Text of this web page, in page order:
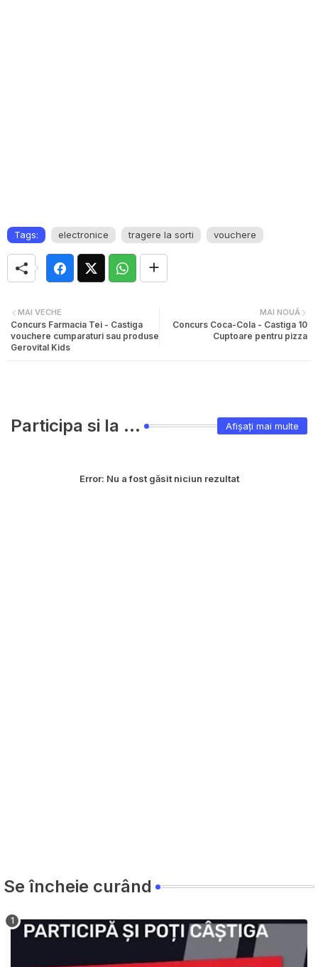
Tags: electronice tragere la sorti vouchere
MAI NOUĂ
Concurs Coca-Cola - Castiga 10
Cuptoare pentru pizza
MAI VECHE
Concurs Farmacia Tei - Castiga
vouchere cumparaturi sau produse
Gerovital Kids
Participa si la ... Afișați mai multe
Error: Nu a fost găsit niciun rezultat
Se încheie curând